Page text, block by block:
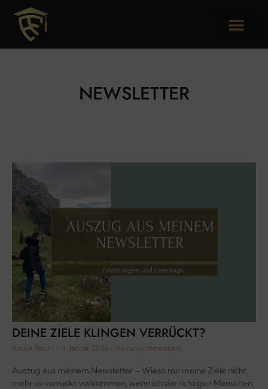
NEWSLETTER
DEINE ZIELE KLINGEN VERRÜCKT?
Alexia Tsouri 4. Januar 2026 Keine Kommentare
Auszug aus meinem Newsletter – Wieso mir meine Ziele nicht
mehr so verrückt vorkommen, wenn ich die richtigen Menschen